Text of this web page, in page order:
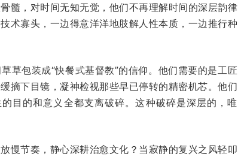
髓，对时间无知无觉，他们不再理解时间的深层韵律
寡头，一边得意洋洋地肢解人性本质，一边推行种
草包装成“快餐式基督教”的信仰。他们需要的是工匠
摘下目镜，凝神检视那些早已停转的精密机芯。他们
目的和意义全都支离破碎。这种破碎是深层的，唯
慢节奏，静心深耕治愈文化？当寂静的复兴之风轻叩